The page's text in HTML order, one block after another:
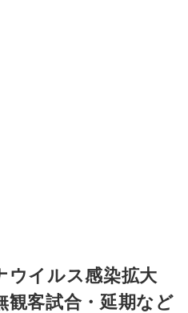
ウイルス感染拡大
観客試合・延期など